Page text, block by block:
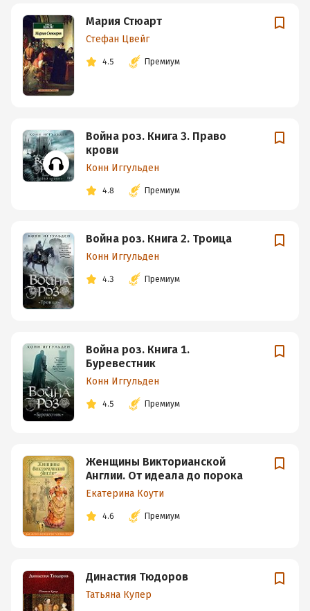
Мария Стюарт
Стефан Цвейг
4.5 Премиум
Война роз. Книга 3. Право
крови
Конн Иггульден
4.8 Премиум
Война роз. Книга 2. Троица
Конн Иггульден
4.3 Премиум
Война роз. Книга 1.
Буревестник
Конн Иггульден
4.5 Премиум
Женщины Викторианской
Англии. От идеала до порока
Екатерина Коути
4.6 Премиум
Династия Тюдоров
Татьяна Купер